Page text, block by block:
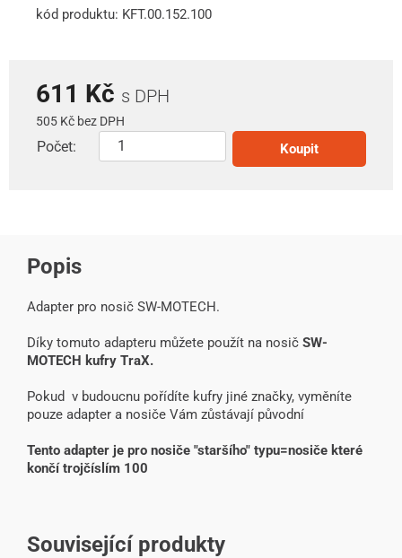
kód produktu: KFT.00.152.100
611 Kč s DPH
505 Kč bez DPH
Počet: Koupit
Popis
Adapter pro nosič SW-MOTECH.
Díky tomuto adapteru můžete použít na nosič SW-
MOTECH kufry TraX.
Pokud v budoucnu pořídíte kufry jiné značky, vyměníte
pouze adapter a nosiče Vám zůstávají původní
Tento adapter je pro nosiče "staršího" typu=nosiče které
končí trojčíslím 100
Související produkty